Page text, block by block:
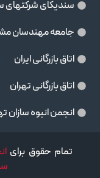
سندیکای شرکتهای
جامعه مهندسان
اتاق بازرگانی ایران
اتاق بازرگانی تهران
انجمن انبوه سازان
تمام حقوق برای